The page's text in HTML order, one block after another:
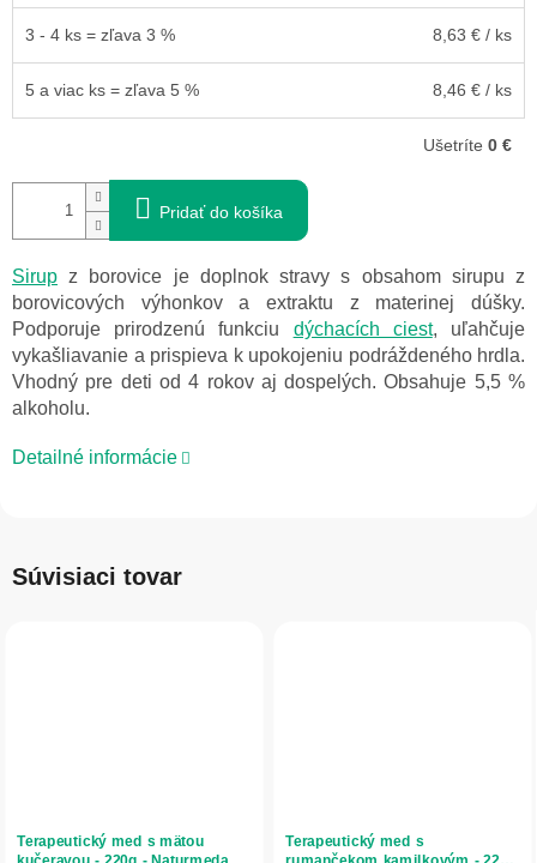
3 - 4 ks = zľava 3 % 8,63 € / ks
5 a viac ks = zľava 5 % 8,46 € / ks
Ušetríte 0 €
Pridať do košíka
Sirup z borovice je doplnok stravy s obsahom sirupu z
borovicových výhonkov a extraktu z materinej dúšky.
Podporuje prirodzenú funkciu dýchacích ciest, uľahčuje
vykašliavanie a prispieva k upokojeniu podráždeného hrdla.
Vhodný pre deti od 4 rokov aj dospelých. Obsahuje 5,5 %
alkoholu.
Detailné informácie
Súvisiaci tovar
Terapeutický med s mätou Terapeutický med s